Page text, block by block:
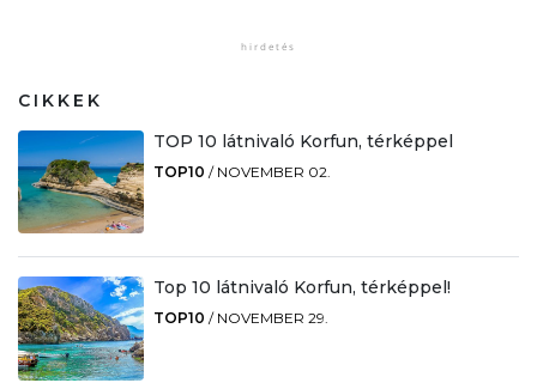
CIKKEK
TOP 10 látnivaló Korfun, térképpel
TOP10 / NOVEMBER 02.
Top 10 látnivaló Korfun, térképpel!
TOP10 / NOVEMBER 29.